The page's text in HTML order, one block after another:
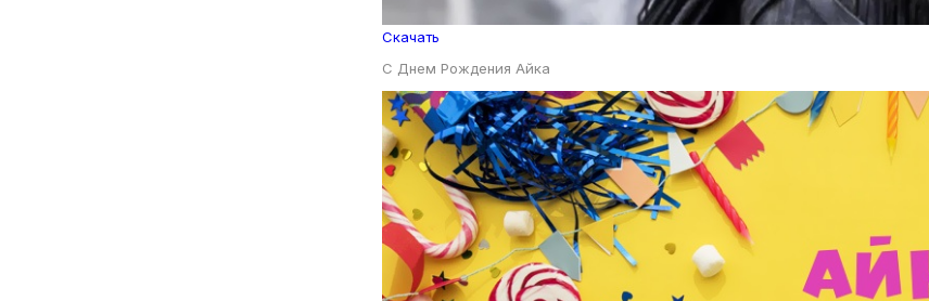
Скачать
С Днем Рождения Айка